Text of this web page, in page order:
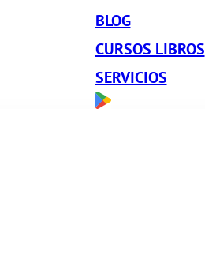
BLOG
CURSOS LIBROS
SERVICIOS